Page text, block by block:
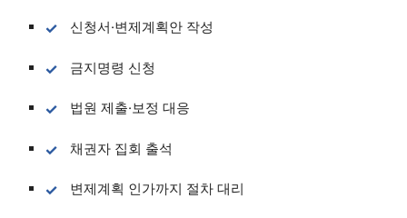
신청서·변제계획안 작성
금지명령 신청
법원 제출·보정 대응
채권자 집회 출석
변제계획 인가까지 절차 대리